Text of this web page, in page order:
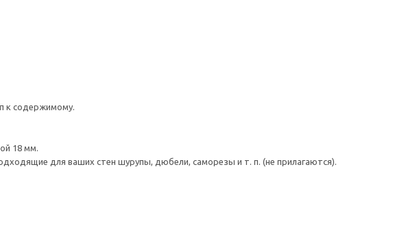
к содержимому.
18 мм.
для ваших стен шурупы, дюбели, саморезы и т. п. (не прилагаются).